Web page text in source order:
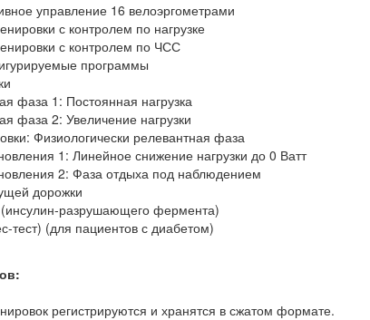
управление 16 велоэргометрами
с контролем по нагрузке
с контролем по ЧСС
программы
фаза 1: Постоянная нагрузка
фаза 2: Увеличение нагрузки
Физиологически релевантная фаза
1: Линейное снижение нагрузки до 0 Ватт
2: Фаза отдыха под наблюдением
дорожки
разрушающего фермента)
тест) (для пациентов с диабетом)
регистрируются и хранятся в сжатом формате.